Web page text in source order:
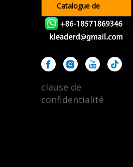
Catalogue de
produits
clause de
confidentialité